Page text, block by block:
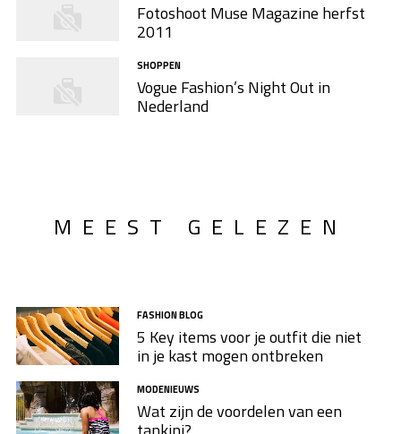
Fotoshoot Muse Magazine herfst
2011
SHOPPEN
Vogue Fashion’s Night Out in
Nederland
MEEST GELEZEN
FASHION BLOG
5 Key items voor je outfit die niet
in je kast mogen ontbreken
MODENIEUWS
Wat zijn de voordelen van een